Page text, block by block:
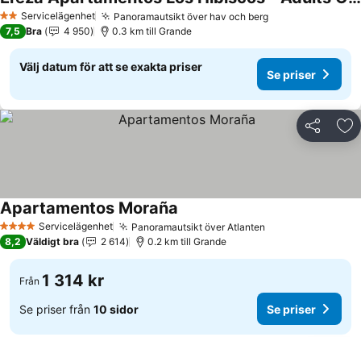
2 StjärnorServicelägenhet Panoramautsikt över hav och berg
7,5 Bra 4 950 0.3 km till Grande
Välj datum för att se exakta priser
Se priser
Dela
4 StjärnorServicelägenhet Panoramautsikt över Atlanten
Apartamentos Moraña
8,2 Väldigt bra 2 614 0.2 km till Grande
Från 1 314 kr
Se priser från 10 sidor Se priser